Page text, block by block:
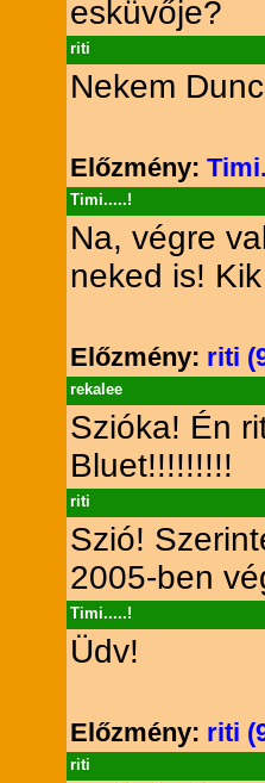
esküvője?
riti
Nekem
Előzmény:
Timi.....!
Na, végre
neked is!
Előzmény: riti
rekalee
Szióka! Én
Bluet!!!!!!!!!
riti
Szió!
2005-ben
Timi.....!
Üdv!
Előzmény: riti
riti